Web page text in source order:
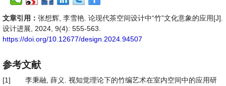
文章引用： 张想辉, 李雪艳. 论现代茶空间设计中“竹”文化意象的应用[J].
设计进展, 2024, 9(4): 555-563.
https://doi.org/10.12677/design.2024.94507
参考文献
[1]
李秉融, 薛义. 视知觉理论下的竹编艺术在室内空间中的应用研